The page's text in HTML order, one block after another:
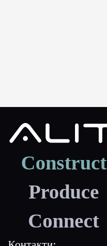
Construct
Produce
Connect